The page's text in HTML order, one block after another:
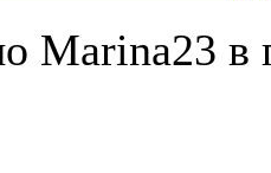
Marina23 в